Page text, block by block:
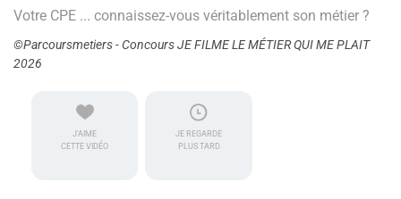
Votre CPE ... connaissez-vous véritablement son métier ?
©Parcoursmetiers - Concours JE FILME LE MÉTIER QUI ME PLAIT
2026
J'AIME
CETTE VIDÉO
JE REGARDE
PLUS TARD